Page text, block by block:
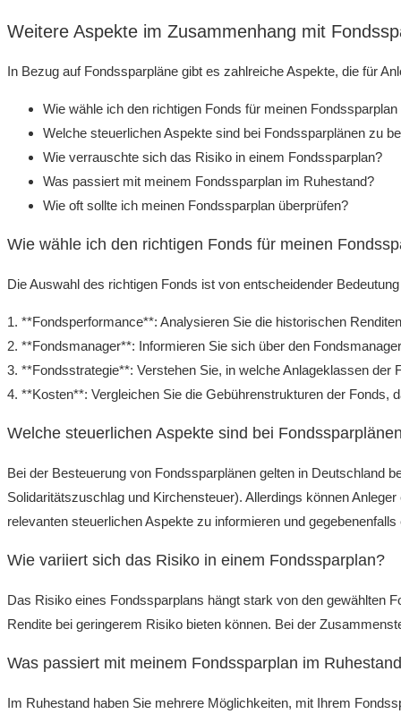
Weitere Aspekte im Zusammenhang mit
In Bezug auf Fondssparpläne gibt es zahlreiche Aspekte, die für
Wie wähle ich den richtigen Fonds für meinen Fondssparplan
Welche steuerlichen Aspekte sind bei Fondssparplänen zu
Wie verrauschte sich das Risiko in einem Fondssparplan?
Was passiert mit meinem Fondssparplan im Ruhestand?
Wie oft sollte ich meinen Fondssparplan überprüfen?
Wie wähle ich den richtigen Fonds für meinen
Die Auswahl des richtigen Fonds ist von entscheidender
1. **Fondsperformance**: Analysieren Sie die historischen
2. **Fondsmanager**: Informieren Sie sich über den
3. **Fondsstrategie**: Verstehen Sie, in welche Anlageklassen
4. **Kosten**: Vergleichen Sie die Gebührenstrukturen der Fonds,
Welche steuerlichen Aspekte sind bei
Bei der Besteuerung von Fondssparplänen gelten in Deutschland
Solidaritätszuschlag und Kirchensteuer). Allerdings können
relevanten steuerlichen Aspekte zu informieren und
Wie variiert sich das Risiko in einem Fondssparplan?
Das Risiko eines Fondssparplans hängt stark von den gewählten
Rendite bei geringerem Risiko bieten können. Bei der
Was passiert mit meinem Fondssparplan im
Im Ruhestand haben Sie mehrere Möglichkeiten, mit Ihrem